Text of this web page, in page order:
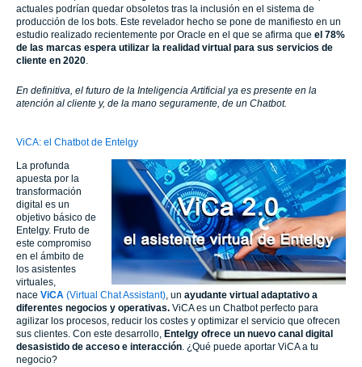
actuales podrían quedar obsoletos tras la inclusión en el sistema de
producción de los bots. Este revelador hecho se pone de manifiesto en un
estudio realizado recientemente por Oracle en el que se afirma que el 78%
de las marcas espera utilizar la realidad virtual para sus servicios de
cliente en 2020.
En definitiva, el futuro de la Inteligencia Artificial ya es presente en la
atención al cliente y, de la mano seguramente, de un Chatbot.
ViCA: el Chatbot de Entelgy
La profunda
apuesta por la
transformación
digital es un
objetivo básico de
Entelgy. Fruto de
este compromiso
en el ámbito de
los asistentes
virtuales,
nace ViCA (Virtual Chat Assistant), un ayudante virtual adaptativo a
diferentes negocios y operativas. ViCA es un Chatbot perfecto para
agilizar los procesos, reducir los costes y optimizar el servicio que ofrecen
sus clientes. Con este desarrollo, Entelgy ofrece un nuevo canal digital
desasistido de acceso e interacción. ¿Qué puede aportar ViCA a tu
negocio?